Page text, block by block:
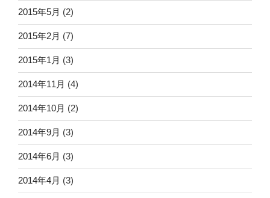
2015年5月 (2)
2015年2月 (7)
2015年1月 (3)
2014年11月 (4)
2014年10月 (2)
2014年9月 (3)
2014年6月 (3)
2014年4月 (3)